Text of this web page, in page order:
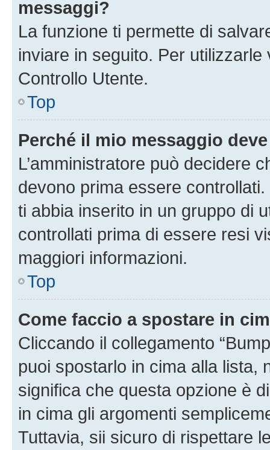
messaggi?
La funzione ti permette di
inviare in seguito. Per utilizzarle
Controllo Utente.
Top
Perché il mio messaggio
L’amministratore può decidere
devono prima essere
ti abbia inserito in un gruppo di
controllati prima di essere resi
maggiori informazioni.
Top
Come faccio a spostare in
Cliccando il collegamento
puoi spostarlo in cima alla lista,
significa che questa opzione è
in cima gli argomenti
Tuttavia, sii sicuro di rispettare